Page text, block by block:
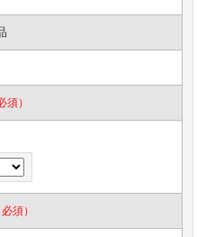
須）
必須）